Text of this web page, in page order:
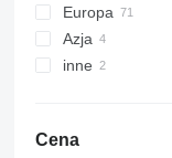
Kolno
Odolanów
Europa
Azja
inne
Cena